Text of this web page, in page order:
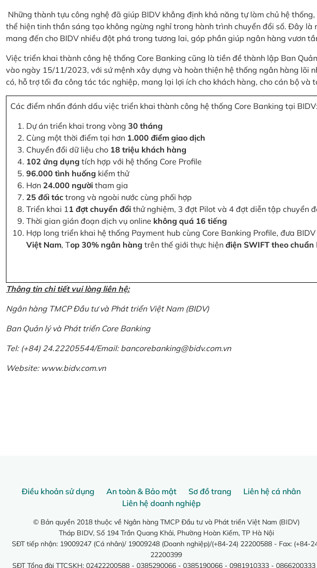
Những thành tựu công nghệ đã giúp BIDV khẳng định khả năng tự làm chủ hệ
thể hiện tinh thần sáng tạo không ngừng nghỉ trong hành trình chuyển đổi số. Đây là
mang đến cho BIDV nhiều đột phá trong tương lai, góp phần giúp ngân hàng vươn
Việc triển khai thành công hệ thống Core Banking cũng là tiền đề thành lập Ban
vào ngày 15/11/2023, với sứ mệnh xây dựng và hoàn thiện hệ thống ngân hàng lõi
có, hỗ trợ tối đa công tác tác nghiệp, mang lại lợi ích cho khách hàng, cho cán bộ và
Các điểm nhấn đánh dấu việc triển khai thành công hệ thống Core Banking tại BIDV:
Dự án triển khai trong vòng 30 tháng
Cùng một thời điểm tại hơn 1.000 điểm giao dịch
Chuyển đổi dữ liệu cho 18 triệu khách hàng
102 ứng dụng tích hợp với hệ thống Core Profile
96.000 tình huống kiểm thử
Hơn 24.000 người tham gia
25 đối tác trong và ngoài nước cùng phối hợp
Triển khai 11 đợt chuyển đổi thử nghiệm, 3 đợt Pilot và 4 đợt diễn tập chuyển
Thời gian gián đoạn dịch vụ online không quá 16 tiếng
Hợp long triển khai hệ thống Payment hub cùng Core Banking Profile, đưa
Việt Nam, Top 30% ngân hàng trên thế giới thực hiện điện SWIFT theo chuẩn
Thông tin chi tiết vui lòng liên hệ:
Ngân hàng TMCP Đầu tư và Phát triển Việt Nam (BIDV)
Ban Quản lý và Phát triển Core Banking
Tel: (+84) 24.22205544/Email: bancorebanking@bidv.com.vn
Website: www.bidv.com.vn
Điều khoản sử dụng An toàn & Bảo mật Sơ đồ trang
Liên hệ cá nhân
Liên hệ doanh nghiệp
© Bản quyền 2018 thuộc về Ngân hàng TMCP Đầu tư và Phát triển Việt Nam (BIDV)
Tháp BIDV, Số 194 Trần Quang Khải, Phường Hoàn Kiếm, TP Hà Nội
SĐT tiếp nhận: 19009247 (Cá nhân)/ 19009248 (Doanh nghiệp)/(+84-24) 22200588 - Fax: (+84-
22200399
SĐT Tổng đài TTCSKH: 02422200588 - 0385290066 - 0385190066 - 0981910333 -